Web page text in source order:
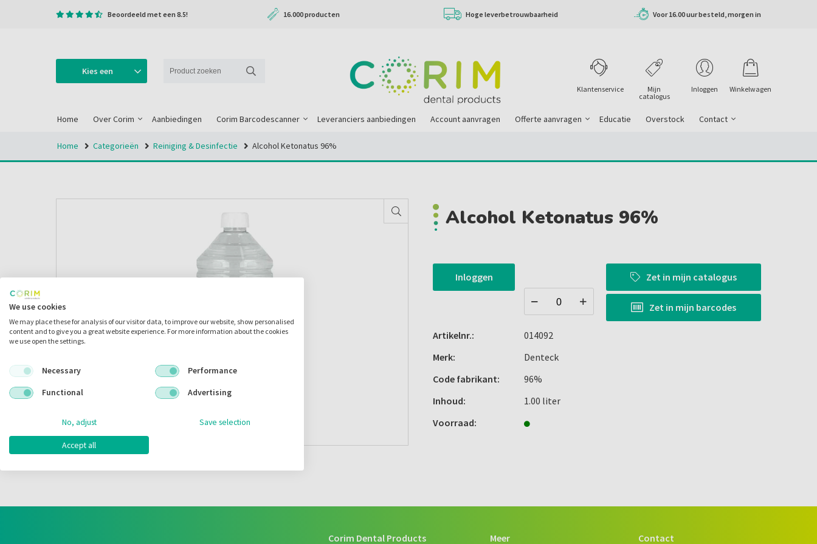
Beoordeeld met een 8.5! 16.000 producten Hoge leverbetrouwbaarheid Voor 16.00 uur besteld, morgen in
Kies een
Winkelwagen
Inloggen
Mijn
catalogus
Klantenservice
Home Over Corim Aanbiedingen Corim Barcodescanner Leveranciers aanbiedingen Account aanvragen Offerte aanvragen Educatie Overstock Contact
Home Categorieën Reiniging & Desinfectie Alcohol Ketonatus 96%
Alcohol Ketonatus 96%
Inloggen Zet in mijn catalogus
Zet in mijn barcodes
Artikelnr.:
014092
Merk:
Denteck
Code fabrikant:
96%
Inhoud:
1.00 liter
Voorraad:
Corim Dental Products Meer Contact
We use cookies
We may place these for analysis of our visitor data, to improve our website, show personalised
content and to give you a great website experience. For more information about the cookies
we use open the settings.
Necessary
Performance
Functional
Advertising
No, adjust Save selection
Accept all